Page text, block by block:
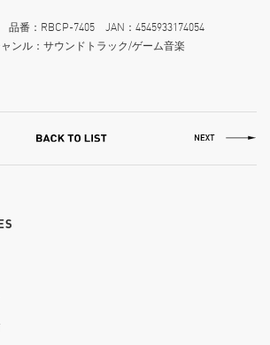
品番：RBCP-7405 JAN：4545933174054
ンル：サウンドトラック/ゲーム音楽